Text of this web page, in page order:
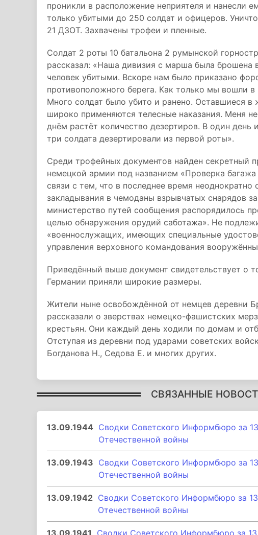
проникли в расположение неприятеля и нанесли
только убитыми до 250 солдат и офицеров.
21 ДЗОТ. Захвачены трофеи и пленные.
Солдат 2 роты 10 батальона 2 румынской
рассказал: «Наша дивизия с марша была брошена
человек убитыми. Вскоре нам было приказано
противоположного берега. Как только мы вошли
Много солдат было убито и ранено. Оставшиеся
широко применяются телесные наказания. Меня
днём растёт количество дезертиров. В один
три солдата дезертировали из первой роты».
Среди трофейных документов найден секретный
немецкой армии под названием «Проверка
связи с тем, что в последнее время
закладывания в чемоданы взрывчатых снарядов
министерство путей сообщения распорядилось
целью обнаружения орудий саботажа». Не
«военнослужащих, имеющих специальные
управления верховного командования
Приведённый выше документ свидетельствует о
Германии приняли широкие размеры.
Жители ныне освобождённой от немцев деревни
рассказали о зверствах немецко-фашистских
крестьян. Они каждый день ходили по домам и
Отступая из деревни под ударами советских
Богданова Н., Седова Е. и многих других.
СВЯЗАННЫЕ
13.09.1944 Сводки Советского Информбюро за
Отечественной войны
13.09.1943 Сводки Советского Информбюро за
Отечественной войны
13.09.1942 Сводки Советского Информбюро за
Отечественной войны
13.09.1941 Сводки Советского Информбюро за 13